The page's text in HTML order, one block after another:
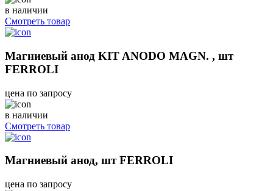
в наличии
Смотреть товар
Магниевый анод KIT ANODO MAGN. , шт
FERROLI
цена по запросу
в наличии
Смотреть товар
Магниевый анод, шт FERROLI
цена по запросу